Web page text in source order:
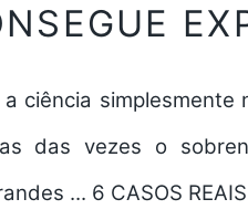
ciência simplesmente
das vezes o
... 6 CASOS